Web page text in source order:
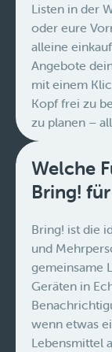
Listen in der
oder eure
alleine
Angebote
mit einem
Kopf frei zu
zu planen –
Welche
Bring!
Bring! ist die
und
gemeinsame
Geräten in
wenn etwas
Lebensmittel